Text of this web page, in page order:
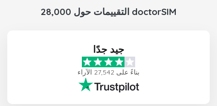
28,000 التقييمات حول doctorSIM
جيد جدًا
بناءً على 27,542 الآراء